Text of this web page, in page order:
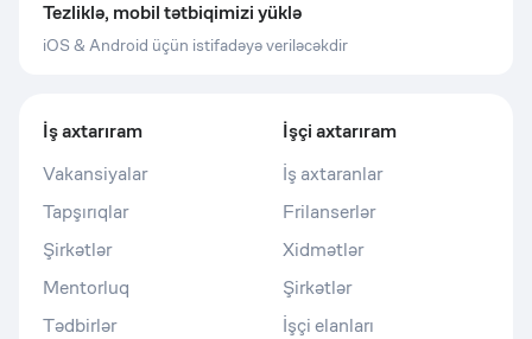
Tezliklə, mobil tətbiqimizi yüklə
iOS & Android üçün istifadəyə veriləcəkdir
İş axtarıram
Vakansiyalar
Tapşırıqlar
Şirkətlər
Mentorluq
Tədbirlər
İşçi axtarıram
İş axtaranlar
Frilanserlər
Xidmətlər
Şirkətlər
İşçi elanları